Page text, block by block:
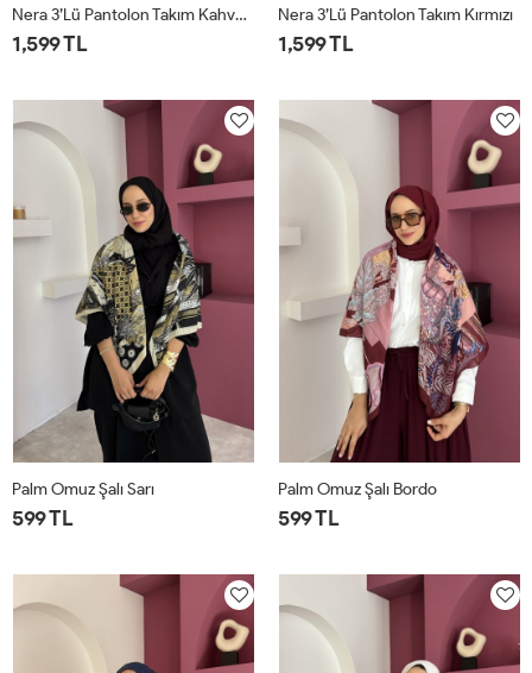
Nera 3’lü Pantolon Takım Kahverengi
1,599 TL
Nera 3’lü Pantolon Takım Kırmızı
1,599 TL
Palm Omuz Şalı Sarı
599 TL
Palm Omuz Şalı Bordo
599 TL